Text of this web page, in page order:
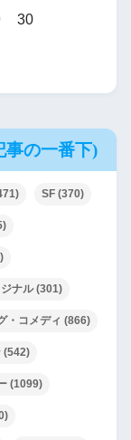
30
事の一番下)
SF (370)
ナル(301)
・コメディ (866)
(542)
(1099)